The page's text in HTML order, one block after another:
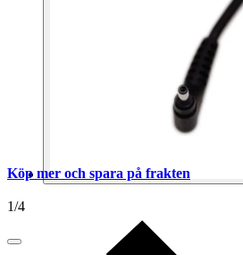
1/4
Köp mer och spara på frakten